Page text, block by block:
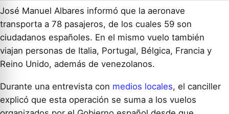
José Manuel Albares informó que la aeronave
transporta a 78 pasajeros, de los cuales 59 son
ciudadanos españoles. En el mismo vuelo también
viajan personas de Italia, Portugal, Bélgica, Francia y
Reino Unido, además de venezolanos.
Durante una entrevista con medios locales, el canciller
explicó que esta operación se suma a los vuelos